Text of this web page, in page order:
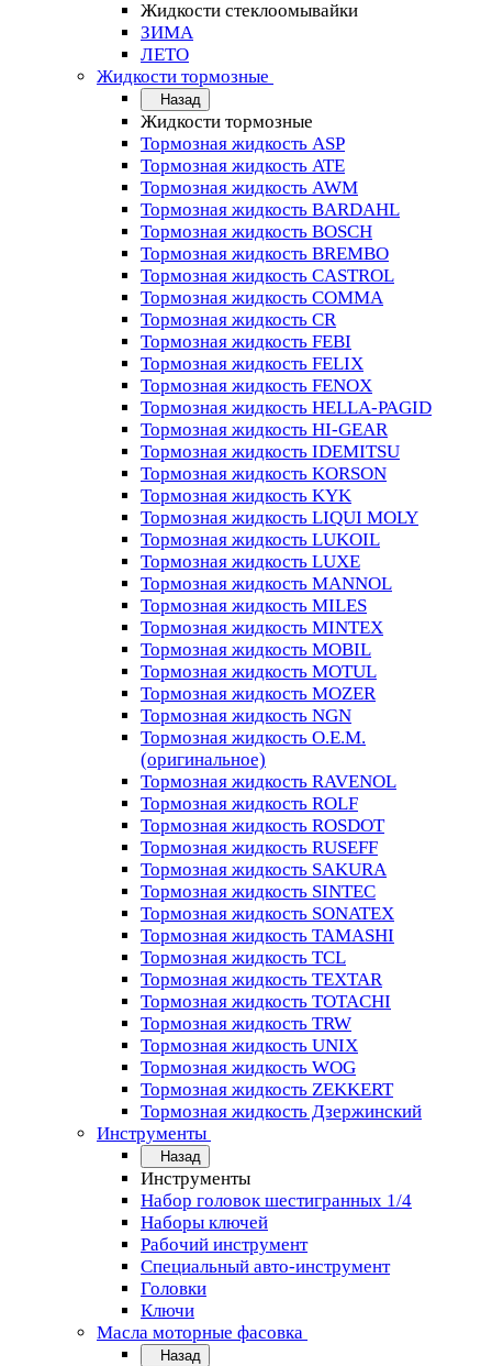
Жидкости стеклоомывайки
ЗИМА
ЛЕТО
Жидкости тормозные
Назад
Жидкости тормозные
Тормозная жидкость ASP
Тормозная жидкость ATE
Тормозная жидкость AWM
Тормозная жидкость BARDAHL
Тормозная жидкость BOSCH
Тормозная жидкость BREMBO
Тормозная жидкость CASTROL
Тормозная жидкость COMMA
Тормозная жидкость CR
Тормозная жидкость FEBI
Тормозная жидкость FELIX
Тормозная жидкость FENOX
Тормозная жидкость HELLA-PAGID
Тормозная жидкость HI-GEAR
Тормозная жидкость IDEMITSU
Тормозная жидкость KORSON
Тормозная жидкость KYK
Тормозная жидкость LIQUI MOLY
Тормозная жидкость LUKOIL
Тормозная жидкость LUXE
Тормозная жидкость MANNOL
Тормозная жидкость MILES
Тормозная жидкость MINTEX
Тормозная жидкость MOBIL
Тормозная жидкость MOTUL
Тормозная жидкость MOZER
Тормозная жидкость NGN
Тормозная жидкость O.E.M.
(оригинальное)
Тормозная жидкость RAVENOL
Тормозная жидкость ROLF
Тормозная жидкость ROSDOT
Тормозная жидкость RUSEFF
Тормозная жидкость SAKURA
Тормозная жидкость SINTEC
Тормозная жидкость SONATEX
Тормозная жидкость TAMASHI
Тормозная жидкость TCL
Тормозная жидкость TEXTAR
Тормозная жидкость TOTACHI
Тормозная жидкость TRW
Тормозная жидкость UNIX
Тормозная жидкость WOG
Тормозная жидкость ZEKKERT
Тормозная жидкость Дзержинский
Инструменты
Назад
Инструменты
Набор головок шестигранных 1/4
Наборы ключей
Рабочий инструмент
Специальный авто-инструмент
Головки
Ключи
Масла моторные фасовка
Назад